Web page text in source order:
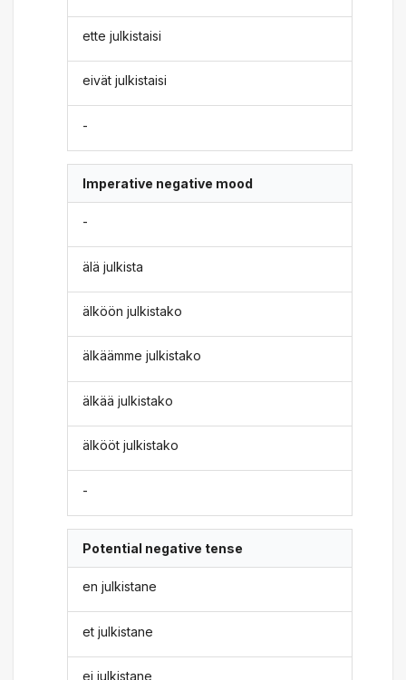
ette julkistaisi
eivät julkistaisi
-
Imperative negative mood
-
älä julkista
älköön julkistako
älkäämme julkistako
älkää julkistako
älkööt julkistako
-
Potential negative tense
en julkistane
et julkistane
ei julkistane